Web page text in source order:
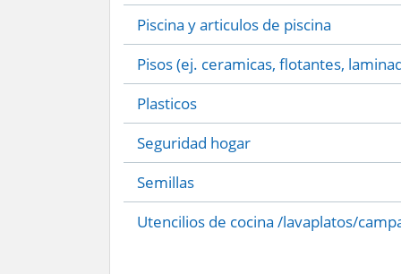
Piscina y articulos de piscina
Pisos (ej. ceramicas, flotantes,
Plasticos
Seguridad hogar
Semillas
Utencilios de cocina /lavaplatos/